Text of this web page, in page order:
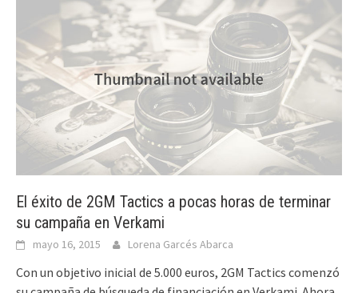
El éxito de 2GM Tactics a pocas horas de terminar
su campaña en Verkami
mayo 16, 2015 Lorena Garcés Abarca
Con un objetivo inicial de 5.000 euros, 2GM Tactics comenzó